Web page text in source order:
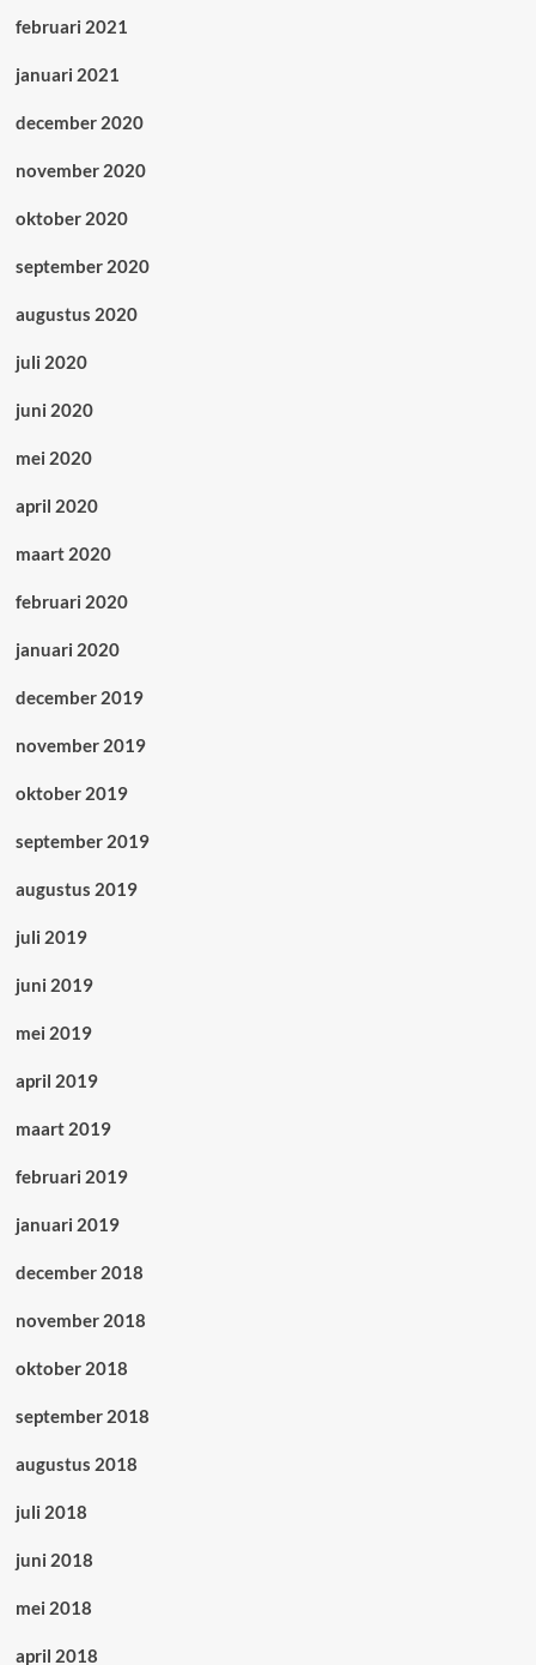
februari 2021
januari 2021
december 2020
november 2020
oktober 2020
september 2020
augustus 2020
juli 2020
juni 2020
mei 2020
april 2020
maart 2020
februari 2020
januari 2020
december 2019
november 2019
oktober 2019
september 2019
augustus 2019
juli 2019
juni 2019
mei 2019
april 2019
maart 2019
februari 2019
januari 2019
december 2018
november 2018
oktober 2018
september 2018
augustus 2018
juli 2018
juni 2018
mei 2018
april 2018